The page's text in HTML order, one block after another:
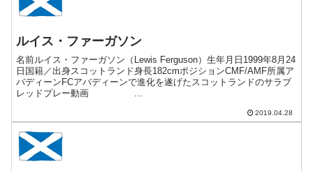
ルイス・ファーガソン
名前ルイス・ファーガソン（Lewis Ferguson）生年月日1999年8月24
日国籍／出身スコットランド身長182cmポジションCMF/AMF所属ア
バディーンFCアバディーンで進化を遂げたスコットランドのサラブ
レッドプレー動画 ...
2019.04.28